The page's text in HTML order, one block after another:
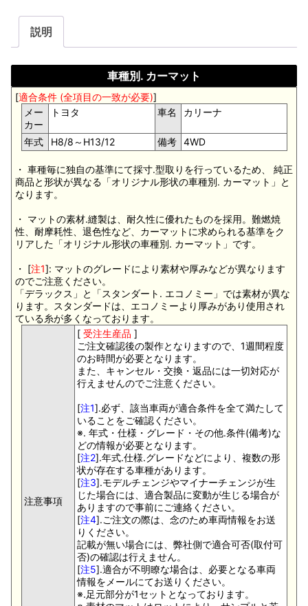
説明
車種別. カーマット
[適合条件 (全項目の一致が必要)]
メー
カー
トヨタ 車名 カリーナ
年式 H8/8～H13/12 備考 4WD
・ 車種毎に独自の基準にて採寸.型取りを行っているため、 純正
商品と形状が異なる「オリジナル形状の車種別. カーマット」と
なります。
・ マットの素材.縫製は、耐久性に優れたものを採用。難燃焼
性、耐摩耗性、退色性など、カーマットに求められる基準をク
リアした「オリジナル形状の車種別. カーマット」です。
・ [注1]: マットのグレードにより素材や厚みなどが異なります
のでご注意ください。
「デラックス」と「スタンダート. エコノミー」では素材が異な
ります。スタンダードは、エコノミーより厚みがあり使用され
ている糸が多くなっております。
注意事項
[ 受注生産品 ]
ご注文確認後の製作となりますので、1週間程度
のお時間が必要となります。
また、キャンセル・交換・返品には一切対応が
行えませんのでご注意ください。
[注1].必ず、該当車両が適合条件を全て満たして
いることをご確認ください。
※. 年式・仕様・グレード・その他.条件(備考)な
どの情報が必要となります。
[注2].年式.仕様.グレードなどにより、複数の形
状が存在する車種があります。
[注3].モデルチェンジやマイナーチェンジが生
じた場合には、適合製品に変動が生じる場合が
ありますので事前にご連絡ください。
[注4].ご注文の際は、念のため車両情報をお送
りください。
記載が無い場合には、弊社側で適合可否(取付可
否)の確認は行えません。
[注5].適合が不明瞭な場合は、必要となる車両
情報をメールにてお送りください。
※.足元部分が1セットとなっております。